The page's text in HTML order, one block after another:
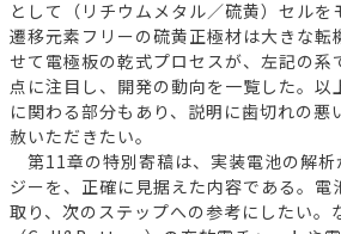
として（リチウムメタル／硫黄）セルを
遷移元素フリーの硫黄正極材は大きな転
せて電極板の乾式プロセスが、左記の系
点に注目し、開発の動向を一覧した。以
に関わる部分もあり、説明に歯切れの悪
赦いただきたい。
第11章の特別寄稿は、実装電池の解析
ジーを、正確に見据えた内容である。電
取り、次のステップへの参考にしたい。